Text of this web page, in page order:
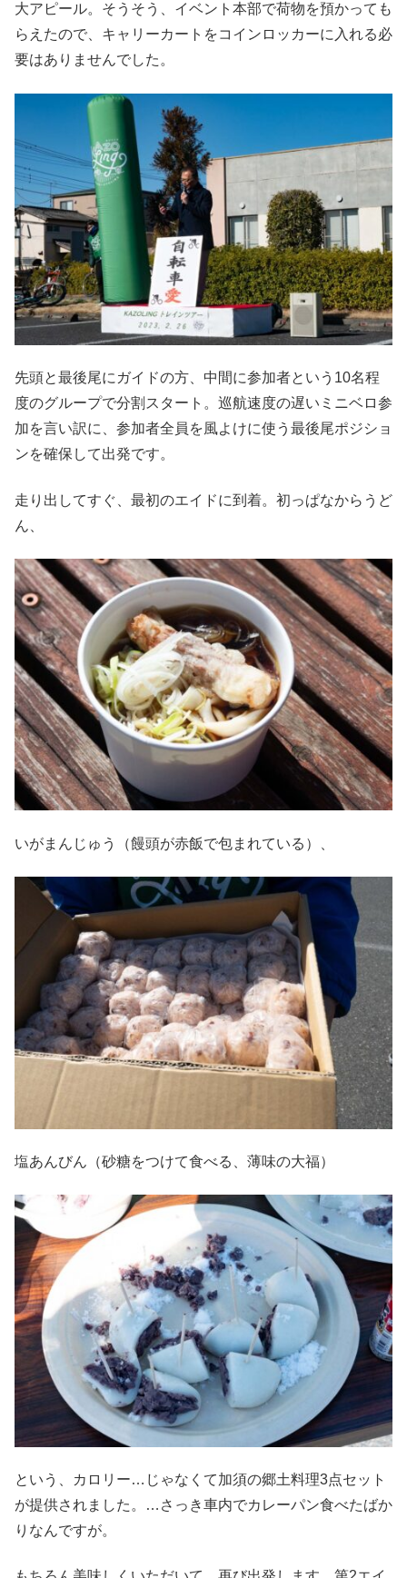
大アピール。そうそう、イベント本部で荷物を預かっても
らえたので、キャリーカートをコインロッカーに入れる必
要はありませんでした。
先頭と最後尾にガイドの方、中間に参加者という10名程
度のグループで分割スタート。巡航速度の遅いミニベロ参
加を言い訳に、参加者全員を風よけに使う最後尾ポジショ
ンを確保して出発です。
走り出してすぐ、最初のエイドに到着。初っぱなからうど
ん、
いがまんじゅう（饅頭が赤飯で包まれている）、
塩あんびん（砂糖をつけて食べる、薄味の大福）
という、カロリー…じゃなくて加須の郷土料理3点セット
が提供されました。…さっき車内でカレーパン食べたばか
りなんですが。